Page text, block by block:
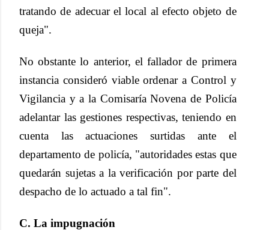
tratando de adecuar el local al efecto objeto de
queja".
No obstante lo anterior, el fallador de primera
instancia consideró viable ordenar a Control y
Vigilancia y a la Comisaría Novena de Policía
adelantar las gestiones respectivas, teniendo en
cuenta las actuaciones surtidas ante el
departamento de policía, "autoridades estas que
quedarán sujetas a la verificación por parte del
despacho de lo actuado a tal fin".
C. La impugnación